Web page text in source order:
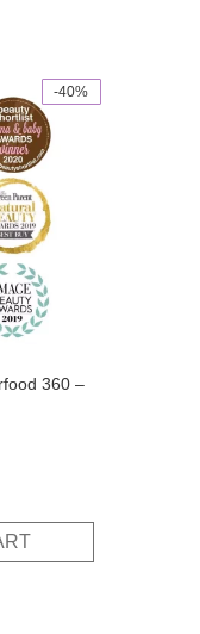
-40%
360 –